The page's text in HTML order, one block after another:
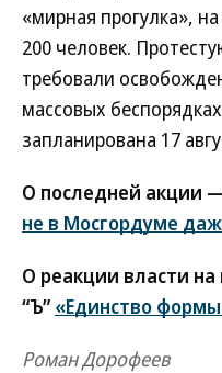
«мирная прогулка»,
200 человек.
требовали
массовых
запланирована 17
О последней акции
не в Мосгордуме
О реакции власти
“Ъ” «Единство
Роман Дорофеев